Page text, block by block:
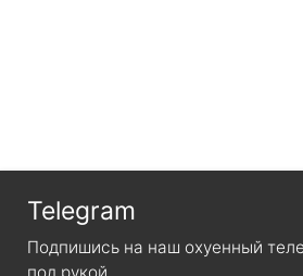
Telegram
Подпишись на наш охуенный